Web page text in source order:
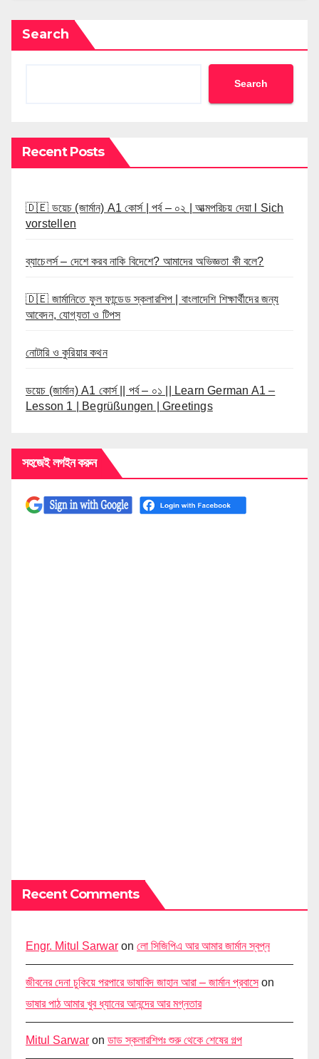
Search
Search
Recent Posts
🇩🇪 ডয়েচ (জার্মান) A1 কোর্স | পর্ব – ০২ | আত্মপরিচয় দেয়া l Sich
vorstellen
ব্যাচেলর্স – দেশে করব নাকি বিদেশে? আমাদের অভিজ্ঞতা কী বলে?
🇩🇪 জার্মানিতে ফুল ফান্ডেড স্কলারশিপ | বাংলাদেশি শিক্ষার্থীদের জন্য
আবেদন, যোগ্যতা ও টিপস
নোটারি ও কুরিয়ার কথন
ডয়েচ (জার্মান) A1 কোর্স || পর্ব – ০১ || Learn German A1 –
Lesson 1 | Begrüßungen | Greetings
সহজেই লগইন করুন
Recent Comments
Engr. Mitul Sarwar on লো সিজিপিএ আর আমার জার্মান স্বপ্ন
জীবনের দেনা চুকিয়ে পরপারে ভাষাবিদ জাহান আরা – জার্মান প্রবাসেon
ভাষার পাঠ আমার খুব ধ্যানের আনন্দের আর মগ্নতার
Mitul Sarwar on ডাড স্কলারশিপঃ শুরু থেকে শেষের গল্প